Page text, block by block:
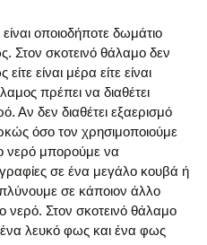
οποιοδήποτε δωμάτιο
Στον σκοτεινό θάλαμο δεν
είναι μέρα είτε είναι
πρέπει να διαθέτει
Αν δεν διαθέτει εξαερισμό
όσο τον χρησιμοποιούμε
νερό μπορούμε να
σε ένα μεγάλο κουβά ή
σε κάποιον άλλο
νερό. Στον σκοτεινό θάλαμο
ένα λευκό φως και ένα φως